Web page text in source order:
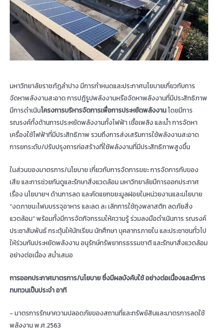
มหาวิทยาลัยราชภัฏลำปาง มีการกำหนดและประกาศนโยบายเกี่ยวกับการ
จัดหาพลังงานสะอาด การปฏิรูปพลังงานหรือจัดหาพลังงานที่มีประสิทธิภาพ
มีการดำเนินโครงการบริหารจัดการเพื่อการประหยัดพลังงานโดยมีการ
รณรงค์ทั้งด้านการประหยัดพลังงานทั้งไฟฟ้า เชื้อเพลิง และน้ำ การจัดหา
เครื่องใช้ไฟฟ้าที่มีประสิทธิภาพ รวมถึงการส่งเสริมการใช้พลังงานสะอาด
การยกระดับ/ปรับปรุงการก่อสร้างที่ใช้พลังงานที่มีประสิทธิภาพสูงขึ้น
ในส่วนของมาตรการ/นโยบาย เกี่ยวกับการจัดการขยะ การจัดการกับของ
เสีย และการช่วยกันดูและรักษาสิ่งแวดล้อม มหาวิทยาลัยมีการออกประกาศ
เรื่อง นโยบายฯ ด้านการลด และคัดแยกขยะมูลฝอยในหน่วยงานและนโยบาย
“งดภาชนะโฟมบรรจุอาหาร และลด ละ เลิกการใช้ถุงพลาสติก ลดภัยสิ่ง
แวดล้อม” พร้อมทั้งมีการจัดกิจกรรมให้ความรู้ ร่วมลงมือดำเนินการ รณรงค์
ประชาสัมพันธ์ กระตุ้นให้นักเรียน นักศึกษา บุคลากรภายใน และประชาชนทั่วไป
ให้ร่วมกันประหยัดพลังงาน อนุรักษ์ทรัพยากรธรรมชาติ และรักษาสิ่งแวดล้อม
อย่างต่อเนื่อง สม่ำเสมอ
การออกประกาศมาตรการ/นโยบาย ซึ่งมีผลบังคับใช้ อย่างต่อเนื่องและมีการ
ทบทวนเป็นประจำ อาทิ
- มาตรการรักษาความปลอดภัยของสถานที่และทรัพย์สินและมาตรการลดใช้
พลังงาน พ.ศ.2563